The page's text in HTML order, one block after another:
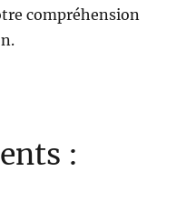
compréhension
: